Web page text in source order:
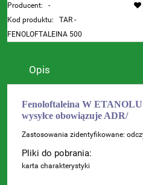
Producent:
-
Kod produktu:
TAR -
FENOLOFTALEINA 500
Opis
Fenoloftaleina W
wysyłce obowiązuje ADR/
Zastosowania zidentyfikowane:
Pliki do pobrania:
karta charakterystyki